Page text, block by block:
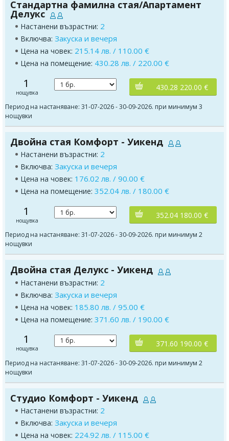
Стандартна фамилна стая/Апартамент
Делукс
Настанени възрастни: 2
Включва: Закуска и вечеря
Цена на човек: 215.14 лв. / 110.00 €
Цена на помещение: 430.28 лв. / 220.00 €
1
нощувка
430.28 220.00 €
Период на настаняване: 31-07-2026 - 30-09-2026. при минимум 3
нощувки
Двойна стая Комфорт - Уикенд
Настанени възрастни: 2
Включва: Закуска и вечеря
Цена на човек: 176.02 лв. / 90.00 €
Цена на помещение: 352.04 лв. / 180.00 €
1
нощувка
352.04 180.00 €
Период на настаняване: 31-07-2026 - 30-09-2026. при минимум 2
нощувки
Двойна стая Делукс - Уикенд
Настанени възрастни: 2
Включва: Закуска и вечеря
Цена на човек: 185.80 лв. / 95.00 €
Цена на помещение: 371.60 лв. / 190.00 €
1
нощувка
371.60 190.00 €
Период на настаняване: 31-07-2026 - 30-09-2026. при минимум 2
нощувки
Студио Комфорт - Уикенд
Настанени възрастни: 2
Включва: Закуска и вечеря
Цена на човек: 224.92 лв. / 115.00 €